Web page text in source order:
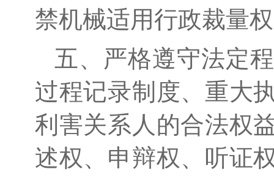
禁机械适用行政裁量
五、严格遵守法定
过程记录制度、重大
利害关系人的合法权
述权、申辩权、听证